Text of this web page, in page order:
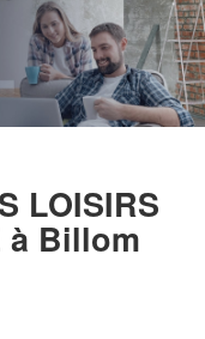
LOISIRS
à Billom